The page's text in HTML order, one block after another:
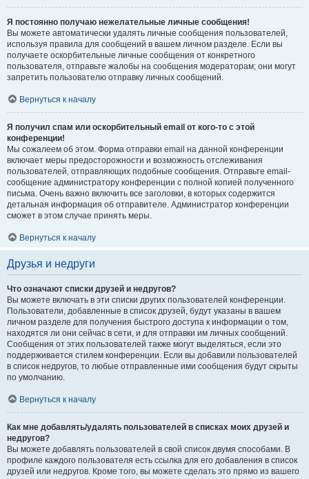
Я постоянно получаю нежелательные личные сообщения!
Вы можете автоматически удалять личные сообщения пользователей,
используя правила для сообщений в вашем личном разделе. Если вы
получаете оскорбительные личные сообщения от конкретного
пользователя, отправьте жалобы на сообщения модераторам; они могут
запретить пользователю отправку личных сообщений.
Вернуться к началу
Я получил спам или оскорбительный email от кого-то с этой
конференции!
Мы сожалеем об этом. Форма отправки email на данной конференции
включает меры предосторожности и возможность отслеживания
пользователей, отправляющих подобные сообщения. Отправьте email-
сообщение администратору конференции с полной копией полученного
письма. Очень важно включить все заголовки, в которых содержится
детальная информация об отправителе. Администратор конференции
сможет в этом случае принять меры.
Вернуться к началу
Друзья и недруги
Что означают списки друзей и недругов?
Вы можете включать в эти списки других пользователей конференции.
Пользователи, добавленные в список друзей, будут указаны в вашем
личном разделе для получения быстрого доступа к информации о том,
находятся ли они сейчас в сети, и для отправки им личных сообщений.
Сообщения от этих пользователей также могут выделяться, если это
поддерживается стилем конференции. Если вы добавили пользователей
в список недругов, то любые отправленные ими сообщения будут скрыты
по умолчанию.
Вернуться к началу
Как мне добавлять/удалять пользователей в списках моих друзей и
недругов?
Вы можете добавлять пользователей в свой список двумя способами. В
профиле каждого пользователя есть ссылка для его добавления в список
друзей или недругов. Кроме того, вы можете сделать это прямо из вашего